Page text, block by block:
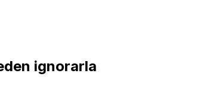
ignorarla